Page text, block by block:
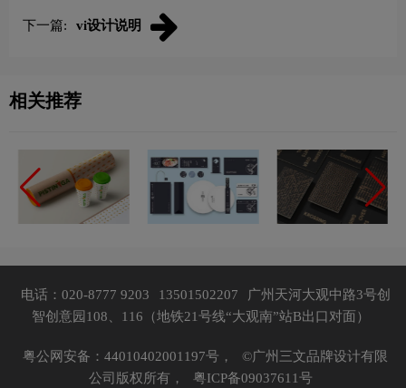
下一篇: vi设计说明
相关推荐
电话：020-8777 9203 13501502207
广州天河大观中路3号创
智创意园108、116（地铁21号线“大观南”站B出口对面）
粤公网安备：44010402001197号，
©广州三文品牌设计有限
公司版权所有，
粤ICP备09037611号